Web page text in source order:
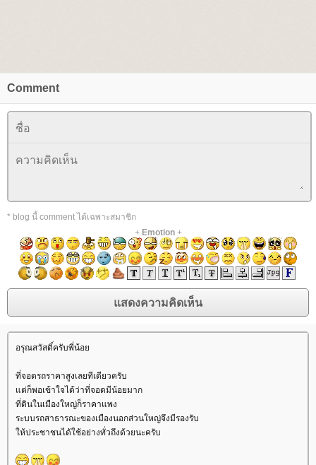
Comment
* blog นี้ comment ได้เฉพาะสมาชิก
+ Emotion+
อรุณสวัสดิ์ครับพี่น้อ
ที่จอดรถราคาสูงเลยทีเดียวครับ
ต่ก็พอเข้าใจได้ว่าที่จอดมีน้อยมาก
ที่ดินในเมืองใหญ่ก็ราคาแพง
ระบบรถสาธารณะของเมืองนอกส่วนใหญ่จึงมีรองรับ
ห้ประชาชนได้ใช้อย่างทั่วถึงด้วยนะครับ